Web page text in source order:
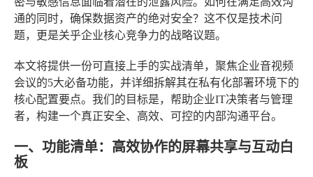
通的同时，确保数据资产的绝对安全？这不仅是技术问
题，更是关乎企业核心竞争力的战略议题。
本文将提供一份可直接上手的实战清单，聚焦企业音视频
会议的5大必备功能，并详细拆解其在私有化部署环境下的
核心配置要点。我们的目标是，帮助企业IT决策者与管理
者，构建一个真正安全、高效、可控的内部沟通平台。
一、功能清单：高效协作的屏幕共享与互动白
板